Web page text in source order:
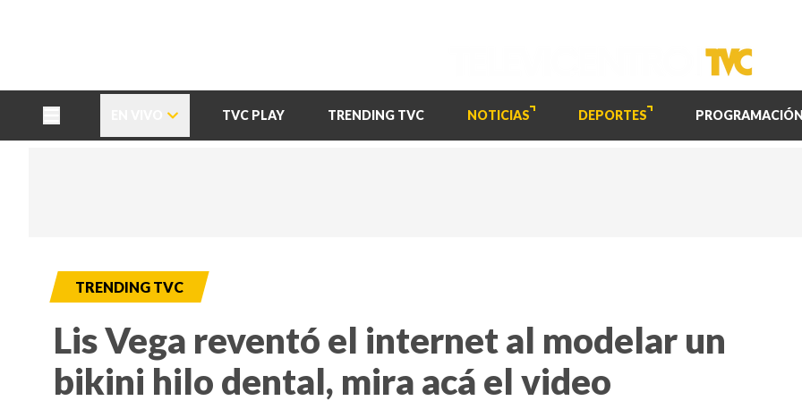
TVC PLAY TRENDING TVC NOTICIAS DEPORTES PROGRAMACIÓN
TRENDING TVC
Lis Vega reventó el internet al modelar un
bikini hilo dental, mira acá el video